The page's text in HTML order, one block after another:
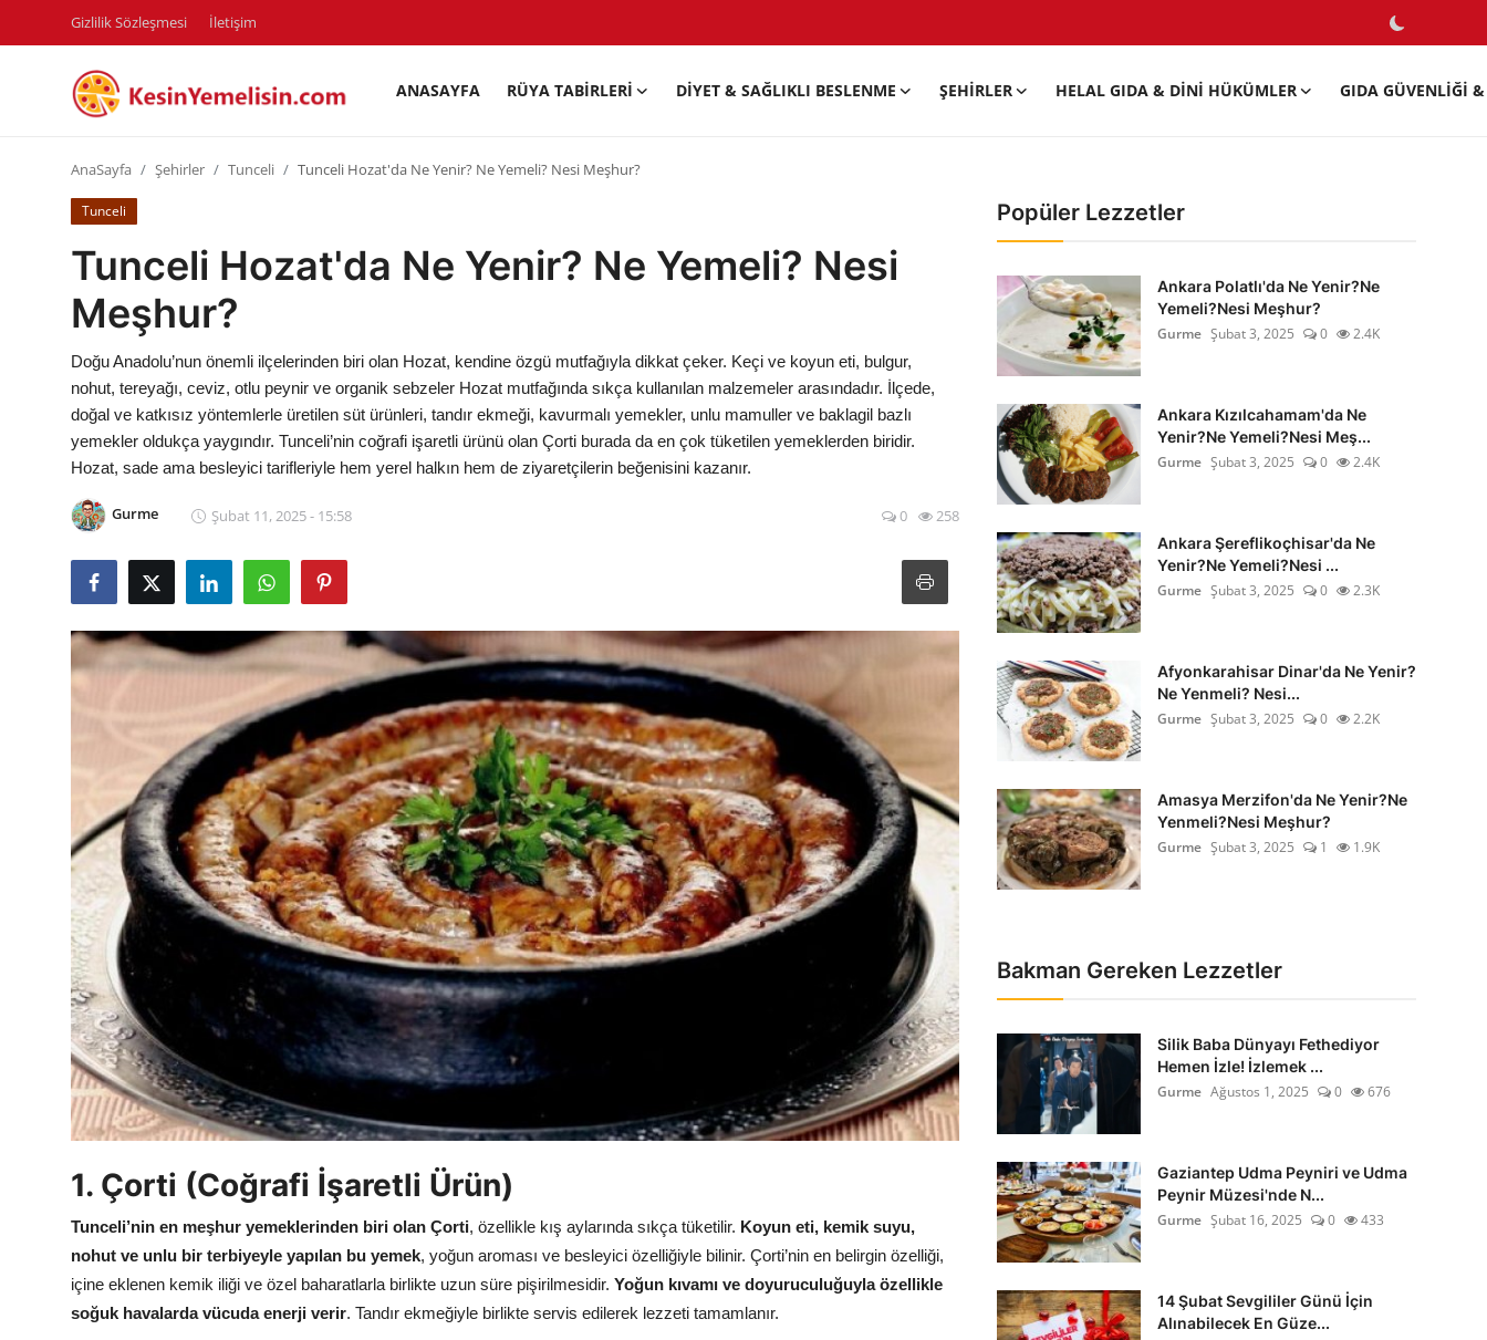
Gizlilik Sözleşmesi İletişim
ANASAYFA RÜYA TABIRLERI DIYET & SAĞLIKLI BESLENME ŞEHIRLER HELAL GIDA & DINI HÜKÜMLER GIDA GÜVENLIĞI
Diyet & Sağlıklı Beslenme
Şehirler
Helal Gıda & Dini Hükümler
Gıda Güvenliği & Bilimi
Kalori & Diyet Rehberi
Mutfak Püf Noktaları & İpuçları
Mekan & Lezzet Rotaları
Temel Gıda ve Ürün Rehberleri
İçecek Kültürü & Barista
Yöresel Tarifler & Ev Yemekleri
Gıda Güvenliği & Sağlık
İçecek Kültürü & Rehberleri
Popüler Kültür & Mutfak Tarihi
Mutfak Temizliği & Pratik Bilgiler
Anne & Bebek Beslenmesi
Mutfak Sırları & Teknikler
Gıda Sözlüğü & Nedir?
AnaSayfa Şehirler Tunceli Tunceli Hozat'da Ne Yenir? Ne Yemeli? Nesi Meşhur?
Tunceli
Tunceli Hozat'da Ne Yenir? Ne Yemeli? Nesi
Meşhur?
Doğu Anadolu’nun önemli ilçelerinden biri olan Hozat, kendine özgü mutfağıyla dikkat çeker. Keçi ve koyun eti, bulgur,
nohut, tereyağı, ceviz, otlu peynir ve organik sebzeler Hozat mutfağında sıkça kullanılan malzemeler arasındadır. İlçede,
doğal ve katkısız yöntemlerle üretilen süt ürünleri, tandır ekmeği, kavurmalı yemekler, unlu mamuller ve baklagil bazlı
yemekler oldukça yaygındır. Tunceli’nin coğrafi işaretli ürünü olan Çorti burada da en çok tüketilen yemeklerden biridir.
Hozat, sade ama besleyici tarifleriyle hem yerel halkın hem de ziyaretçilerin beğenisini kazanır.
Gurme Şubat 11, 2025 - 15:58 0 258
1. Çorti (Coğrafi İşaretli Ürün)
Tunceli’nin en meşhur yemeklerinden biri olan Çorti, özellikle kış aylarında sıkça tüketilir. Koyun eti, kemik suyu,
nohut ve unlu bir terbiyeyle yapılan bu yemek, yoğun aroması ve besleyici özelliğiyle bilinir. Çorti’nin en belirgin özelliği,
içine eklenen kemik iliği ve özel baharatlarla birlikte uzun süre pişirilmesidir. Yoğun kıvamı ve doyuruculuğuyla özellikle
soğuk havalarda vücuda enerji verir. Tandır ekmeğiyle birlikte servis edilerek lezzeti tamamlanır.
Popüler Lezzetler
Ankara Polatlı'da Ne Yenir?Ne
Yemeli?Nesi Meşhur?
Gurme Şubat 3, 2025 0 2.4K
Ankara Kızılcahamam'da Ne
Yenir?Ne Yemeli?Nesi Meş...
Gurme Şubat 3, 2025 0 2.4K
Ankara Şereflikoçhisar'da Ne
Yenir?Ne Yemeli?Nesi ...
Gurme Şubat 3, 2025 0 2.3K
Afyonkarahisar Dinar'da Ne Yenir?
Ne Yenmeli? Nesi...
Gurme Şubat 3, 2025 0 2.2K
Amasya Merzifon'da Ne Yenir?Ne
Yenmeli?Nesi Meşhur?
Gurme Şubat 3, 2025 1 1.9K
Bakman Gereken Lezzetler
Silik Baba Dünyayı Fethediyor
Hemen İzle! İzlemek ...
Gurme Ağustos 1, 2025 0 676
Gaziantep Udma Peyniri ve Udma
Peynir Müzesi'nde N...
Gurme Şubat 16, 2025 0 433
14 Şubat Sevgililer Günü İçin
Alınabilecek En Güze...